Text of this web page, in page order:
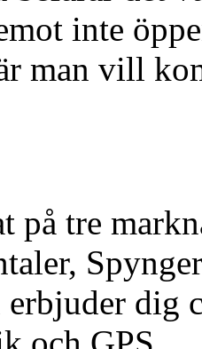
inte
man vill
på tre
dig